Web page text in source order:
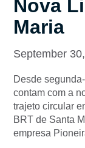
Nova
Maria
September
Desde
contam com a
trajeto circular
BRT de Santa
empresa